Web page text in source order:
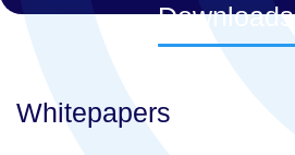
Downloads
Whitepapers